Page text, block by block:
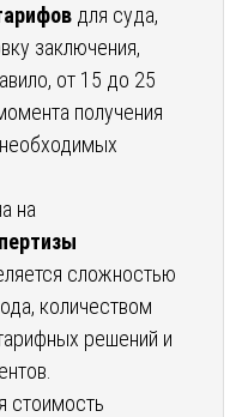
для суда,
заключения,
от 15 до 25
получения
на
сложностью
количеством
решений и
стоимость